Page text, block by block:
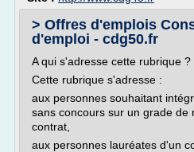
> Offres d'emplois
d'emploi - cdg50.fr
A qui s'adresse cette rubrique ?
Cette rubrique s'adresse :
aux personnes souhaitant
sans concours sur un grade de
contrat,
aux personnes lauréates d'un